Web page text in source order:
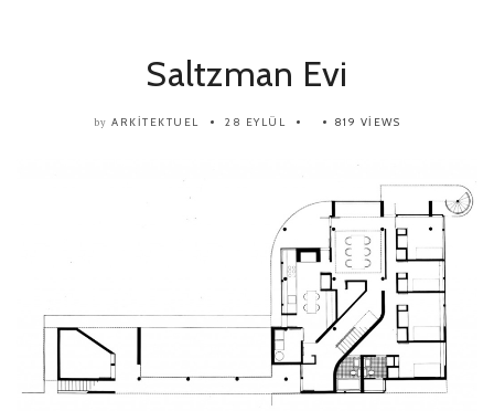
Saltzman Evi
by ARKITEKTUEL 28 EYLÜL 819 VIEWS